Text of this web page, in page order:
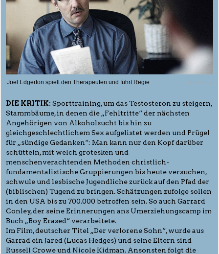
Joel Edgerton spielt den Therapeuten und führt Regie © Universal
DIE KRITIK: Sporttraining, um das Testosteron zu steigern,
Stammbäume, in denen die „Fehltritte“ der nächsten
Angehörigen von Alkoholsucht bis hin zu
gleichgeschlechtlichem Sex aufgelistet werden und Prügel
für „sündige Gedanken“: Man kann nur den Kopf darüber
schütteln, mit welch grotesken und
menschenverachtenden Methoden christlich-
fundamentalistische Gruppierungen bis heute versuchen,
schwule und lesbische Jugendliche zurück auf den Pfad der
(biblischen) Tugend zu bringen. Schätzungen zufolge sollen
in den USA bis zu 700.000 betroffen sein. So auch Garrard
Conley, der seine Erinnerungen ans Umerziehungscamp im
Buch „Boy Erased“ verarbeitete.
Im Film, deutscher Titel „Der verlorene Sohn“, wurde aus
Garrad ein Jared (Lucas Hedges) und seine Eltern sind
Russell Crowe und Nicole Kidman. Ansonsten folgt die